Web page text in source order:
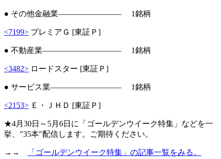
● その他金融業―――――――― 1銘柄
<7199> プレミアＧ [東証Ｐ]
● 不動産業―――――――――― 1銘柄
<3482> ロードスター [東証Ｐ]
● サービス業――――――――― 1銘柄
<2153> Ｅ・ＪＨＤ [東証Ｐ]
★4月30日～5月6日に「ゴールデンウイーク特集」などを一
挙、"35本"配信します。ご期待ください。
→→ 「ゴールデンウイーク特集」の記事一覧をみる。